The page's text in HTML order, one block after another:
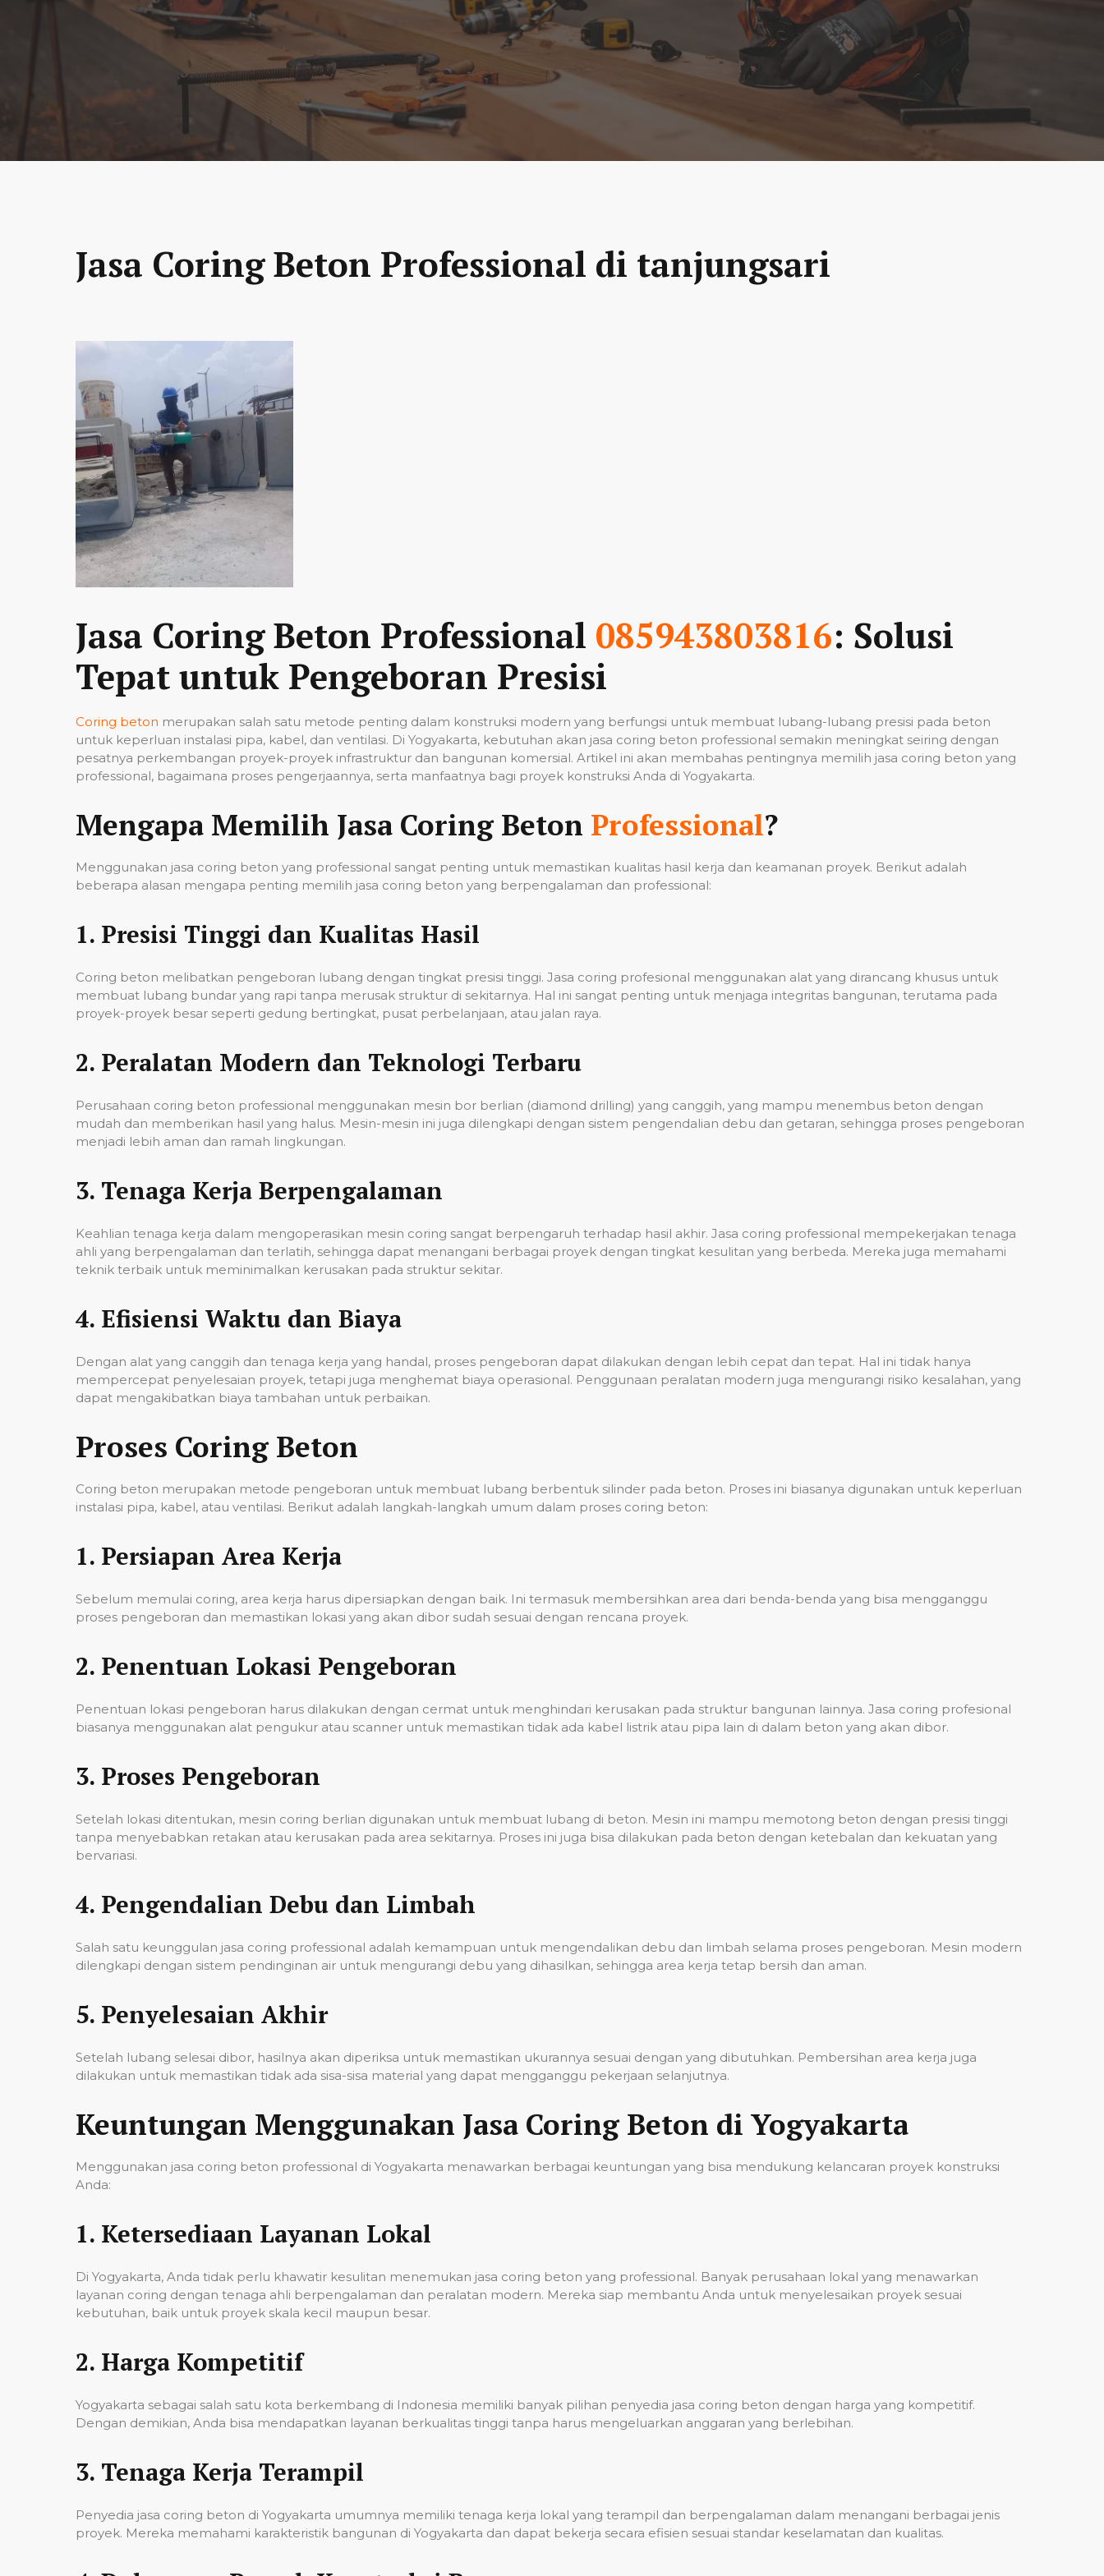
Jasa Coring Beton Professional di tanjungsari
Jasa Coring Beton Professional 085943803816: Solusi
Tepat untuk Pengeboran Presisi
Coring beton merupakan salah satu metode penting dalam konstruksi modern yang berfungsi untuk membuat lubang-lubang presisi pada beton
untuk keperluan instalasi pipa, kabel, dan ventilasi. Di Yogyakarta, kebutuhan akan jasa coring beton professional semakin meningkat seiring dengan
pesatnya perkembangan proyek-proyek infrastruktur dan bangunan komersial. Artikel ini akan membahas pentingnya memilih jasa coring beton yang
professional, bagaimana proses pengerjaannya, serta manfaatnya bagi proyek konstruksi Anda di Yogyakarta.
Mengapa Memilih Jasa Coring Beton Professional?
Menggunakan jasa coring beton yang professional sangat penting untuk memastikan kualitas hasil kerja dan keamanan proyek. Berikut adalah
beberapa alasan mengapa penting memilih jasa coring beton yang berpengalaman dan professional:
1. Presisi Tinggi dan Kualitas Hasil
Coring beton melibatkan pengeboran lubang dengan tingkat presisi tinggi. Jasa coring profesional menggunakan alat yang dirancang khusus untuk
membuat lubang bundar yang rapi tanpa merusak struktur di sekitarnya. Hal ini sangat penting untuk menjaga integritas bangunan, terutama pada
proyek-proyek besar seperti gedung bertingkat, pusat perbelanjaan, atau jalan raya.
2. Peralatan Modern dan Teknologi Terbaru
Perusahaan coring beton professional menggunakan mesin bor berlian (diamond drilling) yang canggih, yang mampu menembus beton dengan
mudah dan memberikan hasil yang halus. Mesin-mesin ini juga dilengkapi dengan sistem pengendalian debu dan getaran, sehingga proses pengeboran
menjadi lebih aman dan ramah lingkungan.
3. Tenaga Kerja Berpengalaman
Keahlian tenaga kerja dalam mengoperasikan mesin coring sangat berpengaruh terhadap hasil akhir. Jasa coring professional mempekerjakan tenaga
ahli yang berpengalaman dan terlatih, sehingga dapat menangani berbagai proyek dengan tingkat kesulitan yang berbeda. Mereka juga memahami
teknik terbaik untuk meminimalkan kerusakan pada struktur sekitar.
4. Efisiensi Waktu dan Biaya
Dengan alat yang canggih dan tenaga kerja yang handal, proses pengeboran dapat dilakukan dengan lebih cepat dan tepat. Hal ini tidak hanya
mempercepat penyelesaian proyek, tetapi juga menghemat biaya operasional. Penggunaan peralatan modern juga mengurangi risiko kesalahan, yang
dapat mengakibatkan biaya tambahan untuk perbaikan.
Proses Coring Beton
Coring beton merupakan metode pengeboran untuk membuat lubang berbentuk silinder pada beton. Proses ini biasanya digunakan untuk keperluan
instalasi pipa, kabel, atau ventilasi. Berikut adalah langkah-langkah umum dalam proses coring beton:
1. Persiapan Area Kerja
Sebelum memulai coring, area kerja harus dipersiapkan dengan baik. Ini termasuk membersihkan area dari benda-benda yang bisa mengganggu
proses pengeboran dan memastikan lokasi yang akan dibor sudah sesuai dengan rencana proyek.
2. Penentuan Lokasi Pengeboran
Penentuan lokasi pengeboran harus dilakukan dengan cermat untuk menghindari kerusakan pada struktur bangunan lainnya. Jasa coring profesional
biasanya menggunakan alat pengukur atau scanner untuk memastikan tidak ada kabel listrik atau pipa lain di dalam beton yang akan dibor.
3. Proses Pengeboran
Setelah lokasi ditentukan, mesin coring berlian digunakan untuk membuat lubang di beton. Mesin ini mampu memotong beton dengan presisi tinggi
tanpa menyebabkan retakan atau kerusakan pada area sekitarnya. Proses ini juga bisa dilakukan pada beton dengan ketebalan dan kekuatan yang
bervariasi.
4. Pengendalian Debu dan Limbah
Salah satu keunggulan jasa coring professional adalah kemampuan untuk mengendalikan debu dan limbah selama proses pengeboran. Mesin modern
dilengkapi dengan sistem pendinginan air untuk mengurangi debu yang dihasilkan, sehingga area kerja tetap bersih dan aman.
5. Penyelesaian Akhir
Setelah lubang selesai dibor, hasilnya akan diperiksa untuk memastikan ukurannya sesuai dengan yang dibutuhkan. Pembersihan area kerja juga
dilakukan untuk memastikan tidak ada sisa-sisa material yang dapat mengganggu pekerjaan selanjutnya.
Keuntungan Menggunakan Jasa Coring Beton di Yogyakarta
Menggunakan jasa coring beton professional di Yogyakarta menawarkan berbagai keuntungan yang bisa mendukung kelancaran proyek konstruksi
Anda:
1. Ketersediaan Layanan Lokal
Di Yogyakarta, Anda tidak perlu khawatir kesulitan menemukan jasa coring beton yang professional. Banyak perusahaan lokal yang menawarkan
layanan coring dengan tenaga ahli berpengalaman dan peralatan modern. Mereka siap membantu Anda untuk menyelesaikan proyek sesuai
kebutuhan, baik untuk proyek skala kecil maupun besar.
2. Harga Kompetitif
Yogyakarta sebagai salah satu kota berkembang di Indonesia memiliki banyak pilihan penyedia jasa coring beton dengan harga yang kompetitif.
Dengan demikian, Anda bisa mendapatkan layanan berkualitas tinggi tanpa harus mengeluarkan anggaran yang berlebihan.
3. Tenaga Kerja Terampil
Penyedia jasa coring beton di Yogyakarta umumnya memiliki tenaga kerja lokal yang terampil dan berpengalaman dalam menangani berbagai jenis
proyek. Mereka memahami karakteristik bangunan di Yogyakarta dan dapat bekerja secara efisien sesuai standar keselamatan dan kualitas.